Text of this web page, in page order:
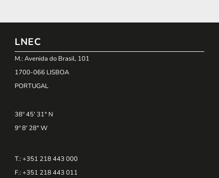
LNEC
M.: Avenida do Brasil, 101
1700-066 LISBOA
PORTUGAL
38º 45' 31" N
9º 8' 28" W
T.: +351 218 443 000
F.: +351 218 443 011